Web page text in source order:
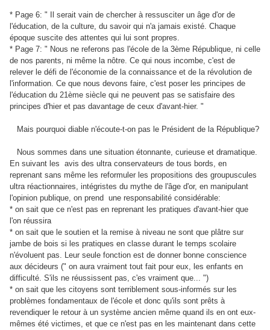
* Page 6: " Il serait vain de chercher à ressusciter un âge d'or de
l'éducation, de la culture, du savoir qui n'a jamais existé. Chaque
époque suscite des attentes qui lui sont propres.
* Page 7: " Nous ne referons pas l'école de la 3ème République, ni celle
de nos parents, ni même la nôtre. Ce qui nous incombe, c'est de
relever le défi de l'économie de la connaissance et de la révolution de
l'information. Ce que nous devons faire, c'est poser les principes de
l'éducation du 21ème siècle qui ne peuvent pas se satisfaire des
principes d'hier et pas davantage de ceux d'avant-hier. "
Mais pourquoi diable n'écoute-t-on pas le Président de la République?
Nous sommes dans une situation étonnante, curieuse et dramatique.
En suivant les avis des ultra conservateurs de tous bords, en
reprenant sans même les reformuler les propositions des groupuscules
ultra réactionnaires, intégristes du mythe de l'âge d'or, en manipulant
l'opinion publique, on prend une responsabilité considérable:
* on sait que ce n'est pas en reprenant les pratiques d'avant-hier que
l'on réussira
* on sait que le soutien et la remise à niveau ne sont que plâtre sur
jambe de bois si les pratiques en classe durant le temps scolaire
n'évoluent pas. Leur seule fonction est de donner bonne conscience
aux décideurs (" on aura vraiment tout fait pour eux, les enfants en
difficulté. S'ils ne réussissent pas, c'es vraiment que... ")
* on sait que les citoyens sont terriblement sous-informés sur les
problèmes fondamentaux de l'école et donc qu'ils sont prêts à
revendiquer le retour à un système ancien même quand ils en ont eux-
mêmes été victimes, et que ce n'est pas en les maintenant dans cette